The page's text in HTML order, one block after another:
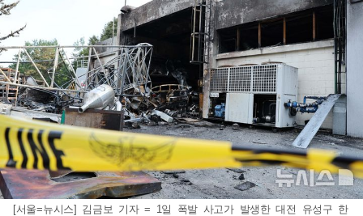
[서울=뉴시스] 김금보 기자 = 1일 폭발 사고가 발생한 대전 유성구 한